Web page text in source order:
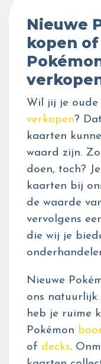
Nieuwe
kopen
Wil jij je oude
verkopen?
kaarten
waard zijn.
doen, toch?
kaarten bij
de waarde
vervolgens
die wij je
Nieuwe
ons natuurlijk
heb je ruime
Pokémon
of decks.